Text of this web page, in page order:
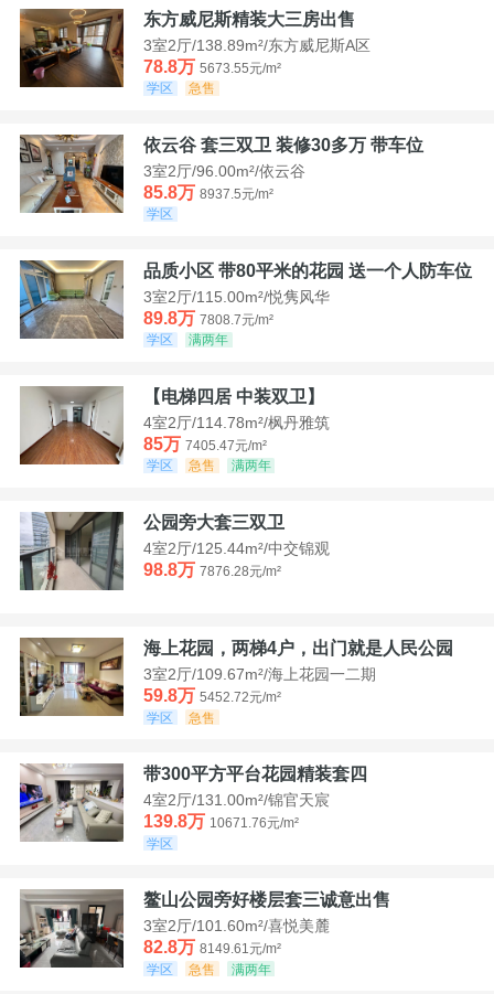
东方威尼斯精装大三房出售
3室2厅/138.89m²/东方威尼斯A区
78.8万 5673.55元/m²
学区
急售
依云谷 套三双卫 装修30多万 带车位
3室2厅/96.00m²/依云谷
85.8万 8937.5元/m²
学区
品质小区 带80平米的花园 送一个人防车位
3室2厅/115.00m²/悦隽风华
89.8万 7808.7元/m²
学区
满两年
【电梯四居 中装双卫】
4室2厅/114.78m²/枫丹雅筑
85万 7405.47元/m²
学区
急售 满两年
公园旁大套三双卫
4室2厅/125.44m²/中交锦观
98.8万 7876.28元/m²
海上花园，两梯4户，出门就是人民公园
3室2厅/109.67m²/海上花园一二期
59.8万 5452.72元/m²
学区
急售
带300平方平台花园精装套四
4室2厅/131.00m²/锦官天宸
139.8万 10671.76元/m²
学区
鳌山公园旁好楼层套三诚意出售
3室2厅/101.60m²/喜悦美麓
82.8万 8149.61元/m²
学区
急售 满两年